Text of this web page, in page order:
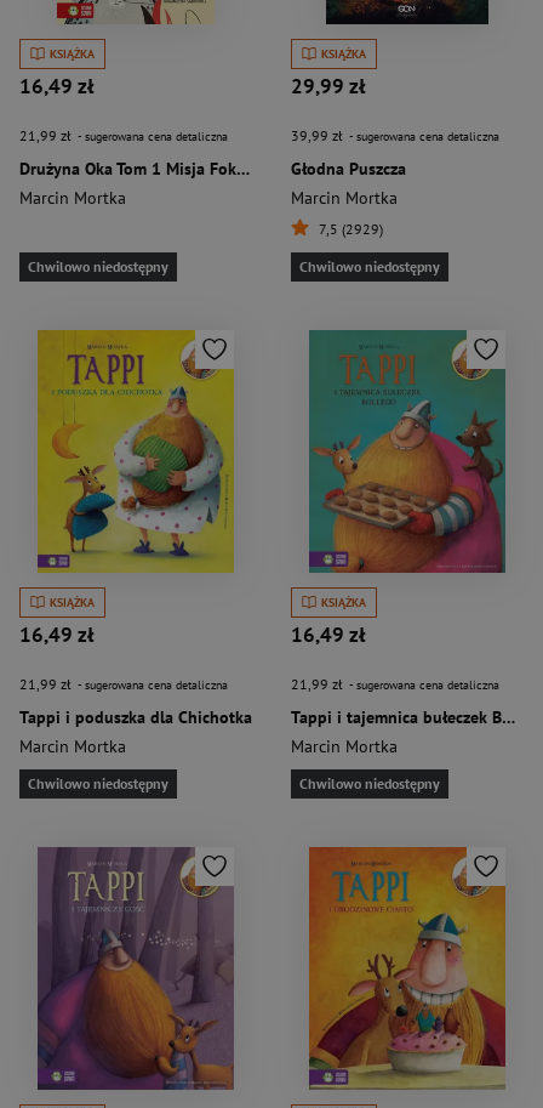
KSIĄŻKA
16,49 zł
21,99 zł - sugerowana cena detaliczna
Drużyna Oka Tom 1 Misja Foka szara
Marcin Mortka
Chwilowo niedostępny
KSIĄŻKA
29,99 zł
39,99 zł - sugerowana cena detaliczna
Głodna Puszcza
Marcin Mortka
7,5 (2929)
Chwilowo niedostępny
KSIĄŻKA
16,49 zł
21,99 zł - sugerowana cena detaliczna
Tappi i poduszka dla Chichotka
Marcin Mortka
Chwilowo niedostępny
KSIĄŻKA
16,49 zł
21,99 zł - sugerowana cena detaliczna
Tappi i tajemnica bułeczek Bollego
Marcin Mortka
Chwilowo niedostępny